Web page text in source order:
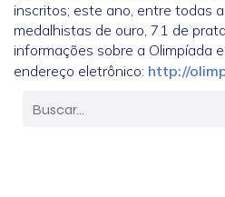
inscritos; este ano, entre todas
medalhistas de ouro, 71 de
informações sobre a Olimpíada
endereço eletrônico: http://